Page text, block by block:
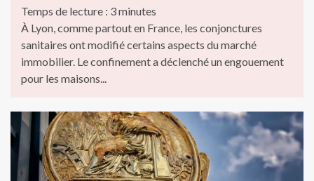
Temps de lecture : 3minutes
À Lyon, comme partout en France, les conjonctures
sanitaires ont modifié certains aspects du marché
immobilier. Le confinement a déclenché un engouement
pour les maisons...